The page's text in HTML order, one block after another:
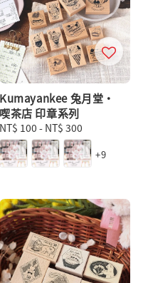
Kumayankee 兔月堂・
喫茶店 印章系列
Regular
price
NT$ 100 - NT$ 300
+9